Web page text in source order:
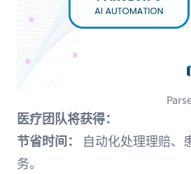
医疗团队将获得：
节省时间：
自动化处理理赔、
务。